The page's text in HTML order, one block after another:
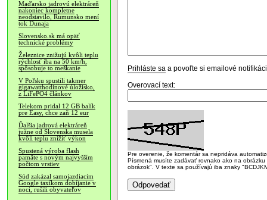
Maďarsko jadrovú elektráreň
nakoniec kompletne
neodstavilo, Rumunsko mení
tok Dunaja
Slovensko.sk má opäť
technické problémy
Železnice znižujú kvôli teplu
rýchlosť iba na 50 km/h,
spôsobuje to meškanie
V Poľsku spustili takmer
gigawatthodinové úložisko,
z LiFePO4 článkov
Telekom pridal 12 GB balík
pre Easy, chce zaň 12 eur
Ďalšia jadrová elektráreň
južne od Slovenska musela
kvôli teplu znížiť výkon
Spustená výroba flash
pamäte s novým najvyšším
počtom vrstiev
Súd zakázal samojazdiacim
Google taxíkom dobíjanie v
noci, rušili obyvateľov
Prihláste sa a povoľte si emailové
Overovací text:
Pre overenie, že komentár sa nepridáva
Písmená musíte zadávať rovnako ako na
obrázok". V texte sa používajú iba znaky